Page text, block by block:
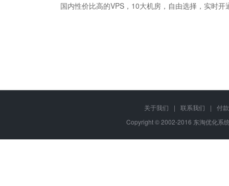
国内性价比高的VPS，10大机房，自由选择，实时开
Q
VPS主机是可按需购买的"服务器"产品，用户可根据基础配置随意
关于我们 | 联系我们 |
付
Copyright © 2002-2016 东淘优化系